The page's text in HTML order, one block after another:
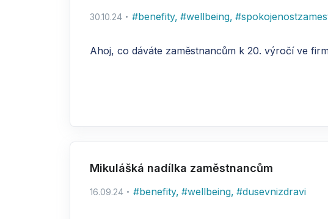
30.10.24 #benefity, #wellbeing, #
Ahoj, co dáváte zaměstnancům k 20. výročí ve
Mikulášká nadílka zaměstnancům
16.09.24 #benefity, #wellbeing, #dusevnizdravi